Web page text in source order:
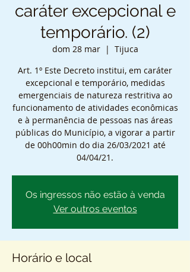
caráter excepcional e
temporário. (2)
dom 28 mar
  |
Tijuca
Art. 1º Este Decreto institui, em caráter
excepcional e temporário, medidas
emergenciais de natureza restritiva ao
funcionamento de atividades econômicas
e à permanência de pessoas nas áreas
públicas do Município, a vigorar a partir
de 00h00min do dia 26/03/2021 até
04/04/21.
Os ingressos não estão à venda
Ver outros eventos
Horário e local